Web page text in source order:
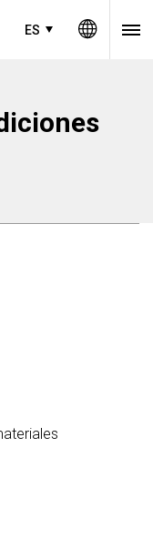
ES